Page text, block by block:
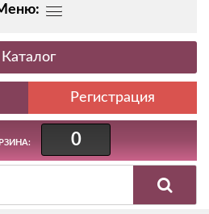
Каталог
Регистрация
0